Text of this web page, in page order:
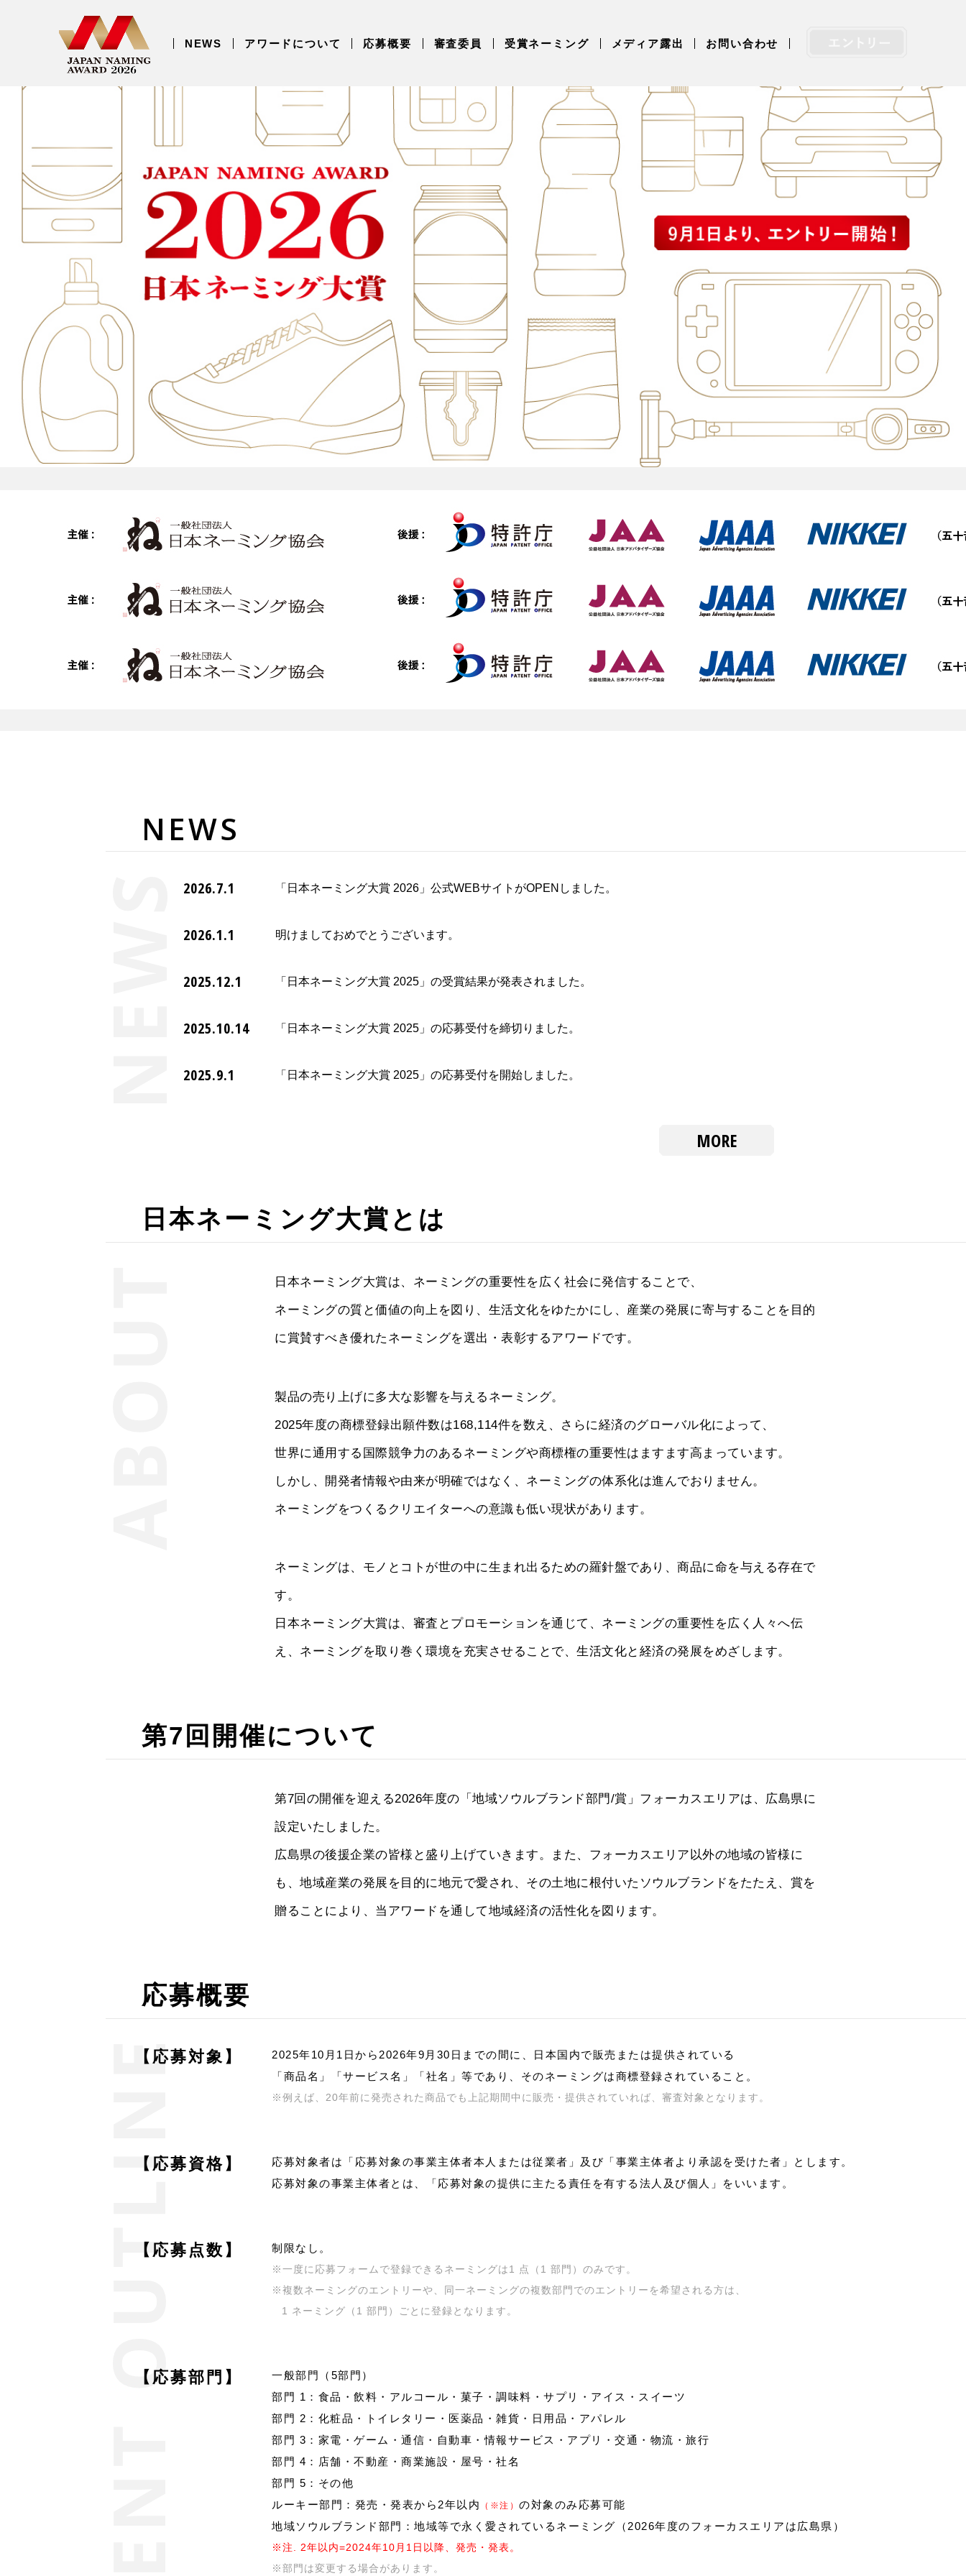
NEWS アワードについて 応募概要 審査委員 受賞ネーミング メディア露出 お問い合わせ
NEWS
2026.7.1 「日本ネーミング大賞 2026」公式WEBサイトがOPENしました。
2026.1.1 明けましておめでとうございます。
2025.12.1 「日本ネーミング大賞 2025」の受賞結果が発表されました。
2025.10.14 「日本ネーミング大賞 2025」の応募受付を締切りました。
2025.9.1 「日本ネーミング大賞 2025」の応募受付を開始しました。
MORE
日本ネーミング大賞とは
日本ネーミング大賞は、ネーミングの重要性を広く社会に発信することで、
ネーミングの質と価値の向上を図り、生活文化をゆたかにし、産業の発展に寄与することを目的
に賞賛すべき優れたネーミングを選出・表彰するアワードです。
製品の売り上げに多大な影響を与えるネーミング。
2025年度の商標登録出願件数は168,114件を数え、さらに経済のグローバル化によって、
世界に通用する国際競争力のあるネーミングや商標権の重要性はますます高まっています。
しかし、開発者情報や由来が明確ではなく、ネーミングの体系化は進んでおりません。
ネーミングをつくるクリエイターへの意識も低い現状があります。
ネーミングは、モノとコトが世の中に生まれ出るための羅針盤であり、商品に命を与える存在で
す。
日本ネーミング大賞は、審査とプロモーションを通じて、ネーミングの重要性を広く人々へ伝
え、ネーミングを取り巻く環境を充実させることで、生活文化と経済の発展をめざします。
第7回開催について
第7回の開催を迎える2026年度の「地域ソウルブランド部門/賞」フォーカスエリアは、広島県に
設定いたしました。
広島県の後援企業の皆様と盛り上げていきます。また、フォーカスエリア以外の地域の皆様に
も、地域産業の発展を目的に地元で愛され、その土地に根付いたソウルブランドをたたえ、賞を
贈ることにより、当アワードを通して地域経済の活性化を図ります。
応募概要
【応募対象】
2025年10月1日から2026年9月30日までの間に、日本国内で販売または提供されている
「商品名」「サービス名」「社名」等であり、そのネーミングは商標登録されていること。
※例えば、20年前に発売された商品でも上記期間中に販売・提供されていれば、審査対象となります。
【応募資格】
応募対象者は「応募対象の事業主体者本人または従業者」及び「事業主体者より承認を受けた者」とします。
応募対象の事業主体者とは、「応募対象の提供に主たる責任を有する法人及び個人」をいいます。
【応募点数】 制限なし。
※一度に応募フォームで登録できるネーミングは1 点（1 部門）のみです。
※複数ネーミングのエントリーや、同一ネーミングの複数部門でのエントリーを希望される方は、
1 ネーミング（1 部門）ごとに登録となります。
【応募部門】
一般部門（5部門）
部門 1：食品・飲料・アルコール・菓子・調味料・サプリ・アイス・スイーツ
部門 2：化粧品・トイレタリー・医薬品・雑貨・日用品・アパレル
部門 3：家電・ゲーム・通信・自動車・情報サービス・アプリ・交通・物流・旅行
部門 4：店舗・不動産・商業施設・屋号・社名
部門 5：その他
ルーキー部門：発売・発表から2年以内
（※注） の対象のみ応募可能
地域ソウルブランド部門：地域等で永く愛されているネーミング（2026年度のフォーカスエリアは広島県）
※注. 2年以内=2024年10月1日以降、発売・発表。
※部門は変更する場合があります。